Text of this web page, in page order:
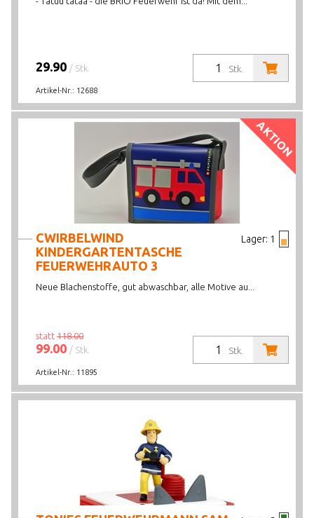
Stk.
29.90 / Stk.
Artikel-Nr.: 12688
AKTION
Lager: 1
CWIRBELWIND
KINDERGARTENTASCHE
FEUERWEHRAUTO 3
Neue Blachenstoffe, gut abwaschbar, alle Motive au...
Stk.
statt 118.00
99.00 / Stk.
Artikel-Nr.: 11895